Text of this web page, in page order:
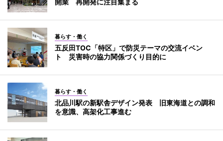
開業 再開発に注目集まる
暮らす・働く
五反田TOC「特区」で防災テーマの交流イベン
ト 災害時の協力関係づくり目的に
暮らす・働く
北品川駅の新駅舎デザイン発表 旧東海道との調和
を意識、高架化工事進む